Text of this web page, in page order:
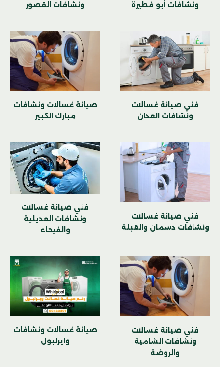
ونشافات أبو فطيرة
ونشافات القصور
فني صيانة غسالات
ونشافات العدان
صيانة غسالات ونشافات
مبارك الكبير
فني صيانة غسالات
ونشافات دسمان والقبلة
فني صيانة غسالات
ونشافات العديلية
والفيحاء
فني صيانة غسالات
ونشافات الشامية
والروضة
صيانة غسالات ونشافات
وايرلبول